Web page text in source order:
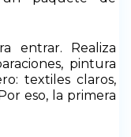
entrar. Realiza
pintura
textiles claros,
eso, la primera